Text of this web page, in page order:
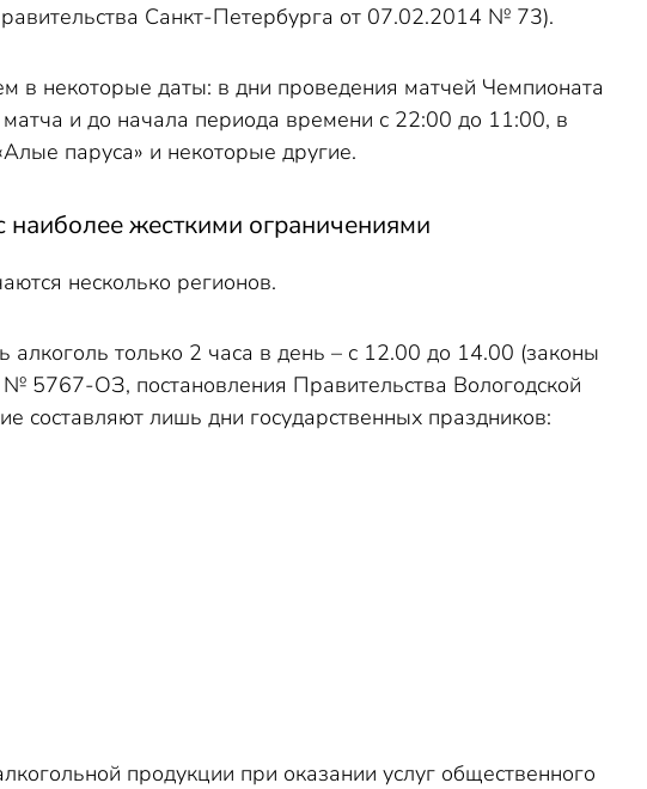
Санкт-Петербурга от 07.02.2014 № 73).
в некоторые даты: в дни проведения матчей Чемпионата
и до начала периода времени с 22:00 до 11:00, в
паруса» и некоторые другие.
наиболее жесткими ограничениями
несколько регионов.
только 2 часа в день – с 12.00 до 14.00 (законы
ОЗ, постановления Правительства Вологодской
лишь дни государственных праздников:
продукции при оказании услуг общественного